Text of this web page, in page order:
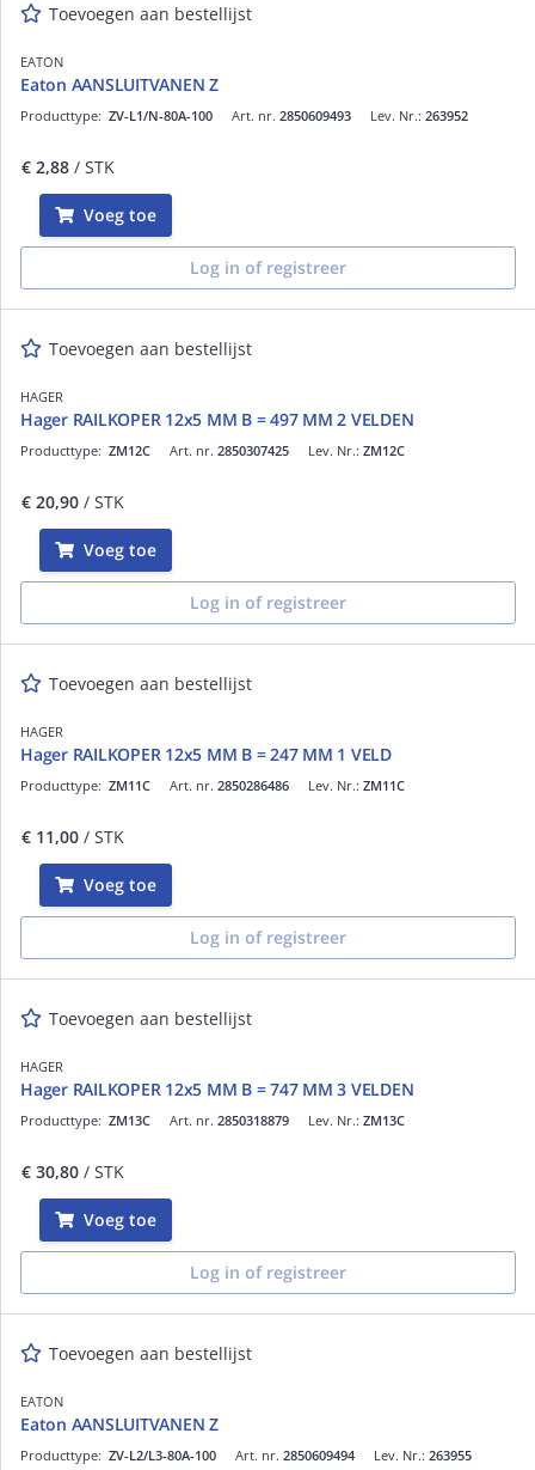
Toevoegen aan bestellijst
EATON
Eaton AANSLUITVANEN Z
Art. nr. 2850609493
Producttype: ZV-L1/N-80A-100 Lev. Nr.: 263952
€ 2,88 / STK
Voeg toe
Log in of registreer
Toevoegen aan bestellijst
HAGER
Hager RAILKOPER 12x5 MM B = 497 MM 2 VELDEN
Art. nr. 2850307425
Producttype: ZM12C Lev. Nr.: ZM12C
€ 20,90 / STK
Voeg toe
Log in of registreer
Toevoegen aan bestellijst
HAGER
Hager RAILKOPER 12x5 MM B = 247 MM 1 VELD
Art. nr. 2850286486
Producttype: ZM11C Lev. Nr.: ZM11C
€ 11,00 / STK
Voeg toe
Log in of registreer
Toevoegen aan bestellijst
HAGER
Hager RAILKOPER 12x5 MM B = 747 MM 3 VELDEN
Art. nr. 2850318879
Producttype: ZM13C Lev. Nr.: ZM13C
€ 30,80 / STK
Voeg toe
Log in of registreer
Toevoegen aan bestellijst
EATON
Eaton AANSLUITVANEN Z
Art. nr. 2850609494
Producttype: ZV-L2/L3-80A-100 Lev. Nr.: 263955